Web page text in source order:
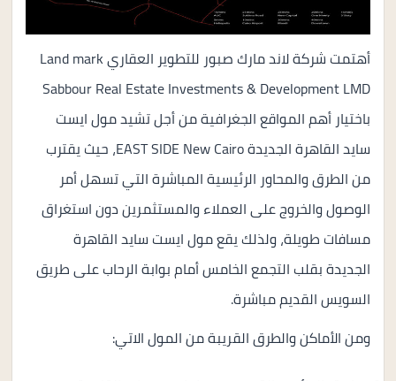
أهتمت شركة لاند مارك صبور للتطوير العقاري Land mark
Sabbour Real Estate Investments & Development LMD
باختيار أهم المواقع الجغرافية من أجل تشيد مول ايست
سايد القاهرة الجديدة EAST SIDE New Cairo، حيث يقترب
من الطرق والمحاور الرئيسية المباشرة التي تسهل أمر
الوصول والخروج على العملاء والمستثمرين دون استغراق
مسافات طويلة، ولذلك يقع مول ايست سايد القاهرة
الجديدة بقلب التجمع الخامس أمام بوابة الرحاب على طريق
السويس القديم مباشرة.
ومن الأماكن والطرق القريبة من المول الاتي: